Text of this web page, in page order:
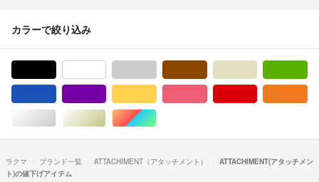
カラーで絞り込み
シルバー/銀色系ゴールド/金色系マルチカラー
ラクマ ブランド一覧 ATTACHIMENT（アタッチメント）
ATTACHIMENT(アタッチメン
ト)の値下げアイテム